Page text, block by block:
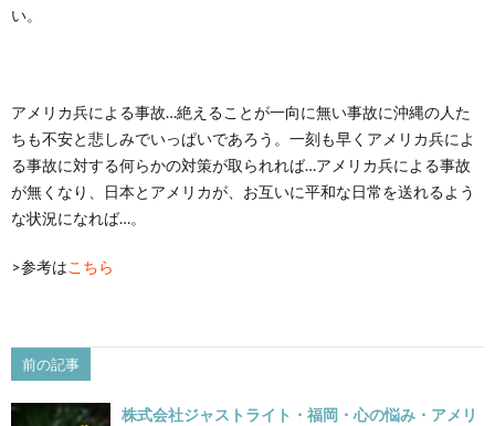
い。
アメリカ兵による事故…絶えることが一向に無い事故に沖縄の人た
ちも不安と悲しみでいっぱいであろう。一刻も早くアメリカ兵によ
る事故に対する何らかの対策が取られれば…アメリカ兵による事故
が無くなり、日本とアメリカが、お互いに平和な日常を送れるよう
な状況になれば…。
>参考はこちら
前の記事
株式会社ジャストライト・福岡・心の悩み・アメリ